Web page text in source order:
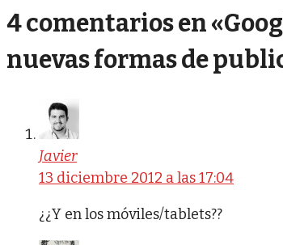
4 comentarios en
nuevas formas de
Javier
13 diciembre 2012 a las 17:04
¿¿Y en los móviles/tablets??